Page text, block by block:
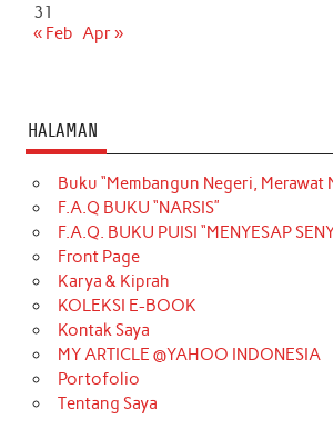
31
« Feb Apr »
HALAMAN
Buku “Membangun Negeri, Merawat
F.A.Q BUKU “NARSIS”
F.A.Q. BUKU PUISI “MENYESAP
Front Page
Karya & Kiprah
KOLEKSI E-BOOK
Kontak Saya
MY ARTICLE @YAHOO INDONESIA
Portofolio
Tentang Saya